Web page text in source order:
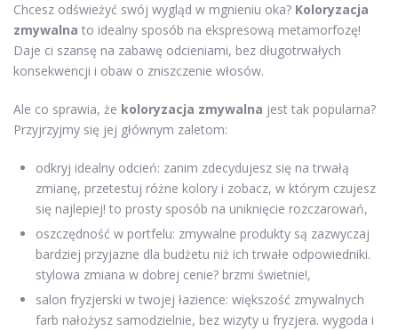
Chcesz odświeżyć swój wygląd w mgnieniu oka? Koloryzacja
zmywalna to idealny sposób na ekspresową metamorfozę!
Daje ci szansę na zabawę odcieniami, bez długotrwałych
konsekwencji i obaw o zniszczenie włosów.
Ale co sprawia, że koloryzacja zmywalna jest tak popularna?
Przyjrzyjmy się jej głównym zaletom:
odkryj idealny odcień: zanim zdecydujesz się na trwałą
zmianę, przetestuj różne kolory i zobacz, w którym czujesz
się najlepiej! to prosty sposób na uniknięcie rozczarowań,
oszczędność w portfelu: zmywalne produkty są zazwyczaj
bardziej przyjazne dla budżetu niż ich trwałe odpowiedniki.
stylowa zmiana w dobrej cenie? brzmi świetnie!,
salon fryzjerski w twojej łazience: większość zmywalnych
farb nałożysz samodzielnie, bez wizyty u fryzjera. wygoda i